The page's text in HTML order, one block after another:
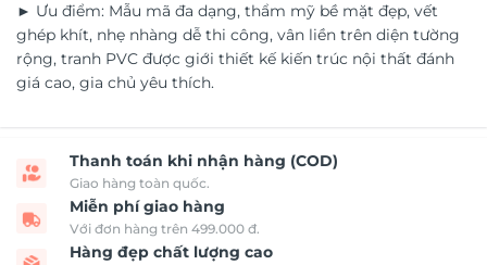
► Ưu điểm: Mẫu mã đa dạng, thẩm mỹ bề mặt đẹp, vết
ghép khít, nhẹ nhàng dễ thi công, vân liền trên diện tường
rộng, tranh PVC được giới thiết kế kiến trúc nội thất đánh
giá cao, gia chủ yêu thích.
Thanh toán khi nhận hàng (COD)
Giao hàng toàn quốc.
Miễn phí giao hàng
Với đơn hàng trên 499.000 đ.
Hàng đẹp chất lượng cao